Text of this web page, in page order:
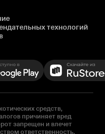
технологий
средств,
причиняет вред
запрещен и влечет
ответственность.